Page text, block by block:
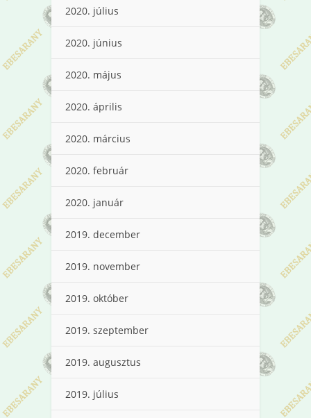
2020. július
2020. június
2020. május
2020. április
2020. március
2020. február
2020. január
2019. december
2019. november
2019. október
2019. szeptember
2019. augusztus
2019. július